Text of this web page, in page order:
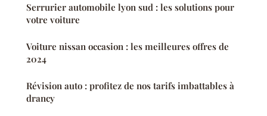
Serrurier automobile lyon sud : les solutions pour
votre voiture
Voiture nissan occasion : les meilleures offres de
2024
Révision auto : profitez de nos tarifs imbattables à
drancy